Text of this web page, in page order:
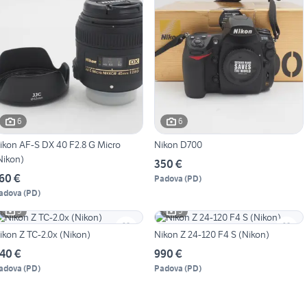
6
AF-S DX 40 F2.8 G Micro
€
(PD)
6
Nikon D700
350 €
Padova (PD)
5
Z TC-2.0x (Nikon)
€
(PD)
5
Nikon Z 24-120 F4 S (Nikon)
990 €
Padova (PD)